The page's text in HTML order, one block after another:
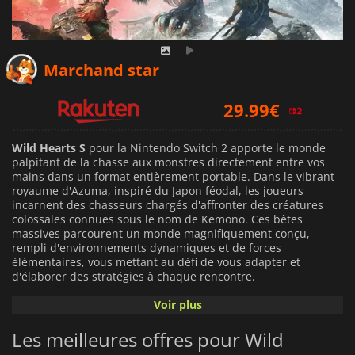
Marchand star
29.99€
29.99€
Wild Hearts S pour la Nintendo Switch 2 apporte le monde
palpitant de la chasse aux monstres directement entre vos
mains dans un format entièrement portable. Dans le vibrant
royaume d'Azuma, inspiré du Japon féodal, les joueurs
incarnent des chasseurs chargés d'affronter des créatures
colossales connues sous le nom de Kemono. Ces bêtes
massives parcourent un monde magnifiquement conçu,
rempli d'environnements dynamiques et de forces
élémentaires, vous mettant au défi de vous adapter et
d'élaborer des stratégies à chaque rencontre.
Le système innovant de Karakuri permet aux chasseurs de
chasse. Qu'il s'agisse de poser des pièges, de déployer des
zones de soin ou de créer des tyroliennes pour se déplacer
Voir plus
Les meilleures offres pour Wild